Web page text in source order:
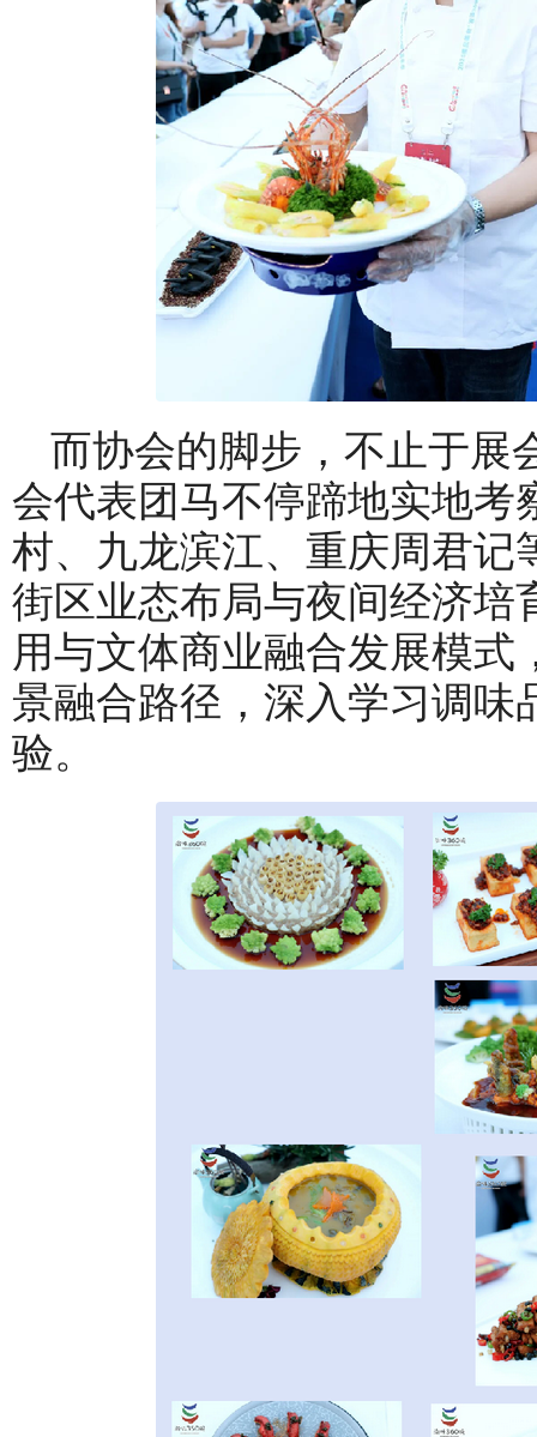
而协会的脚步，不止于展
会代表团马不停蹄地实地考
村、九龙滨江、重庆周君
街区业态布局与夜间经济培
用与文体商业融合发展模
景融合路径，深入学习调味
验。